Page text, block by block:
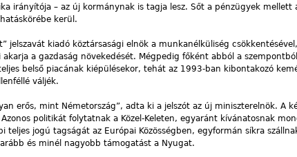
irányítója – az új kormánynak is tagja lesz. Sőt a pénzügyek mellett
kerül.
jelszavát kiadó köztársasági elnök a munkanélküliség
a gazdaság növekedését. Mégpedig főként abból a
belső piacának kiépülésekor, tehát az 1993-ban kibontakozó
váljék.
erős, mint Németország”, adta ki a jelszót az új miniszterelnök. A
politikát folytatnak a Közel-Keleten, egyaránt kívánatosnak
teljes jogú tagságát az Európai Közösségben, egyformán síkra
és minél nagyobb támogatást a Nyugat.